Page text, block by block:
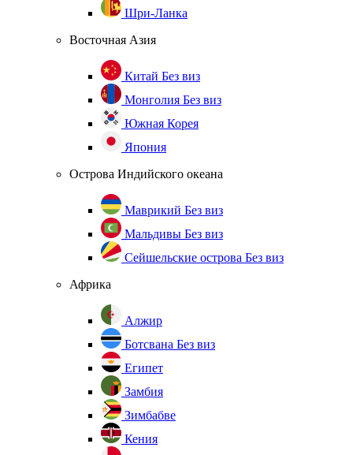
Шри-Ланка
Восточная Азия
Китай Без виз
Монголия Без виз
Южная Корея
Япония
Острова Индийского океана
Маврикий Без виз
Мальдивы Без виз
Сейшельские острова Без виз
Африка
Алжир
Ботсвана Без виз
Египет
Замбия
Зимбабве
Кения